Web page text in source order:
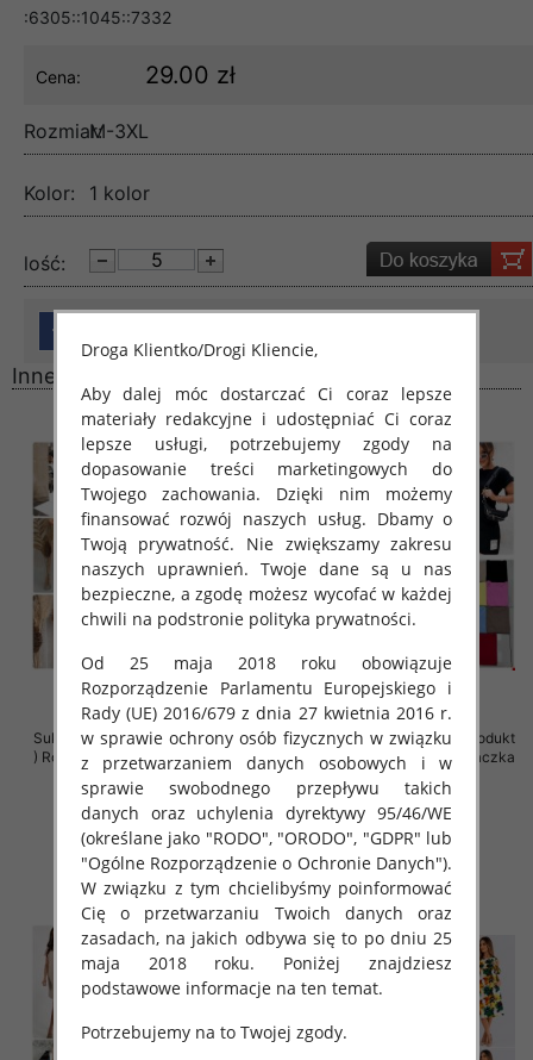
:6305::1045::7332
Cena: 29.00 zł
Rozmiar:M-3XL
Kolor: 1 kolor
lość:
Inne produkty
Sukienki damskie (Polska produkt
) Roz Standard , Mix Kolor Paczka
5 szt
40.00 zł
szczegóły
Sukienki damskie (Polska produkt
) Roz Standard , Mix Kolor Paczka
5 szt
40.00 zł
szczegóły
Droga Klientko/Drogi Kliencie,
Aby dalej móc dostarczać Ci coraz lepsze
materiały redakcyjne i udostępniać Ci coraz
lepsze usługi, potrzebujemy zgody na
dopasowanie treści marketingowych do
Twojego zachowania. Dzięki nim możemy
finansować rozwój naszych usług. Dbamy o
Twoją prywatność. Nie zwiększamy zakresu
naszych uprawnień. Twoje dane są u nas
bezpieczne, a zgodę możesz wycofać w każdej
chwili na podstronie polityka prywatności.
Od 25 maja 2018 roku obowiązuje
Rozporządzenie Parlamentu Europejskiego i
Rady (UE) 2016/679 z dnia 27 kwietnia 2016 r.
w sprawie ochrony osób fizycznych w związku
z przetwarzaniem danych osobowych i w
sprawie swobodnego przepływu takich
danych oraz uchylenia dyrektywy 95/46/WE
(określane jako "RODO", "ORODO", "GDPR" lub
"Ogólne Rozporządzenie o Ochronie Danych").
W związku z tym chcielibyśmy poinformować
Cię o przetwarzaniu Twoich danych oraz
zasadach, na jakich odbywa się to po dniu 25
maja 2018 roku. Poniżej znajdziesz
podstawowe informacje na ten temat.
Potrzebujemy na to Twojej zgody.